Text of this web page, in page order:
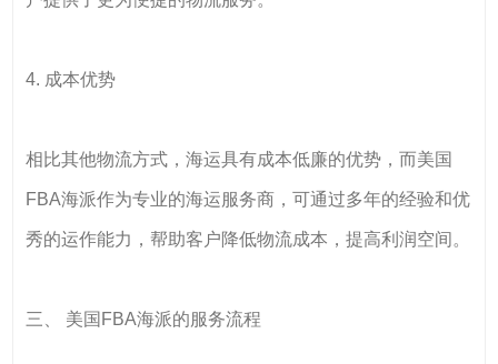
4. 成本优势
相比其他物流方式，海运具有成本低廉的优势，而美国
FBA海派作为专业的海运服务商，可通过多年的经验和优
秀的运作能力，帮助客户降低物流成本，提高利润空间。
三、 美国FBA海派的服务流程